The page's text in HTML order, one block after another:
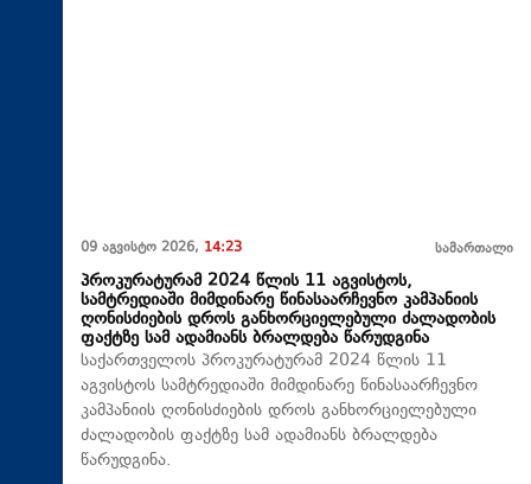
09 აგვისტო 2026, 14:23 სამართალი
პროკურატურამ 2024 წლის 11 აგვისტოს,
სამტრედიაში მიმდინარე წინასაარჩევნო კამპანიის
ღონისძიების დროს განხორციელებული ძალადობის
ფაქტზე სამ ადამიანს ბრალდება წარუდგინა
საქართველოს პროკურატურამ 2024 წლის 11
აგვისტოს სამტრედიაში მიმდინარე წინასაარჩევნო
კამპანიის ღონისძიების დროს განხორციელებული
ძალადობის ფაქტზე სამ ადამიანს ბრალდება
წარუდგინა.